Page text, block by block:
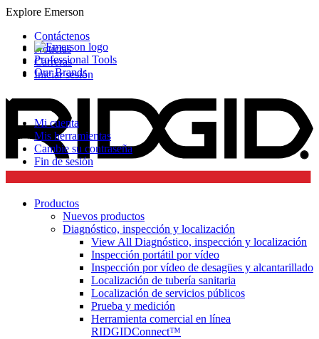
Explore Emerson
Professional Tools
Our Brands
Contáctenos
Noticias
Carreras
Iniciar sesión
Mi cuenta
Mis herramientas
Cambie su contraseña
Fin de sesión
Productos
Nuevos productos
Diagnóstico, inspección y localización
View All Diagnóstico, inspección y localización
Inspección portátil por vídeo
Inspección por vídeo de desagües y alcantarillado
Localización de tubería sanitaria
Localización de servicios públicos
Prueba y medición
Herramienta comercial en línea
RIDGIDConnect™